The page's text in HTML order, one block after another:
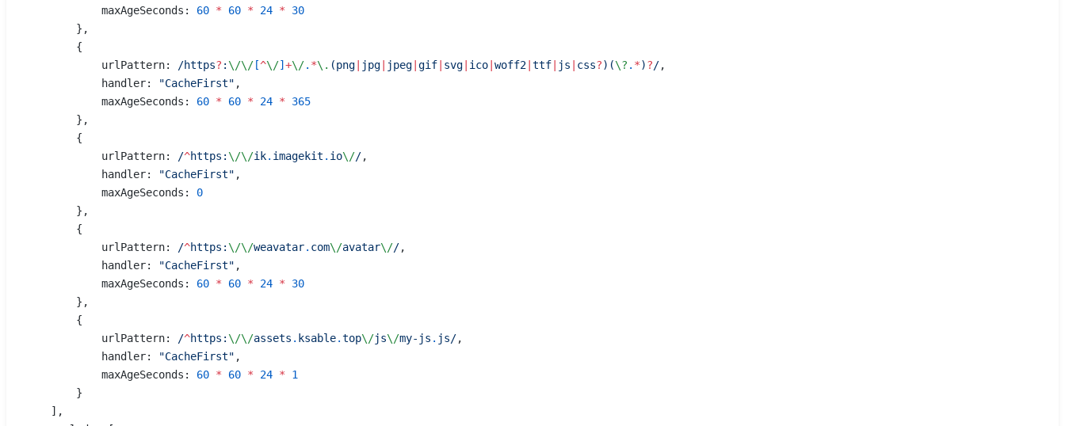
            maxAgeSeconds:
60 * 60 * 24 * 30
        },
        {
            urlPattern:
/https? : \/\/ [^\/] +\/. *\. (png jpg jpeg gif svg ico woff2 ttf js css?)(\? . *)?/,
            handler:
"CacheFirst" ,
            maxAgeSeconds:
60 * 60 * 24 * 365
        },
        {
            urlPattern:
/^https: \/\/ik. imagekit . io\//,
            handler:
"CacheFirst" ,
            maxAgeSeconds:
0
        },
        {
            urlPattern:
/^https: \/\/weavatar. com\/avatar\//,
            handler:
"CacheFirst" ,
            maxAgeSeconds:
60 * 60 * 24 * 30
        },
        {
            urlPattern:
/^https: \/\/assets . ksable.top\/js\/my-js . js/,
            handler:
"CacheFirst" ,
            maxAgeSeconds:
60 * 60 * 24 * 1
        }
    ],